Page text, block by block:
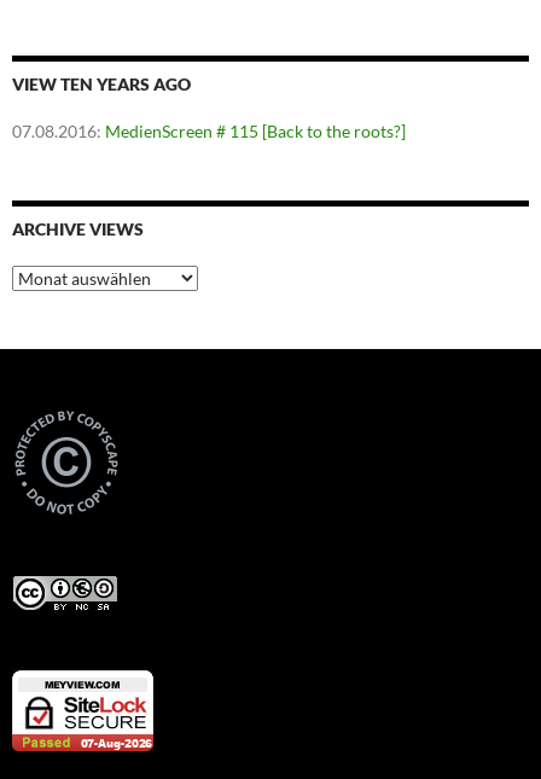
VIEW TEN YEARS AGO
07.08.2016: MedienScreen # 115 [Back to the roots?]
ARCHIVE VIEWS
Archive
Views